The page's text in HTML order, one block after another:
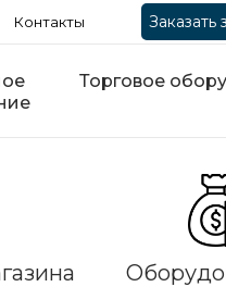
Контакты Заказать
Торговое